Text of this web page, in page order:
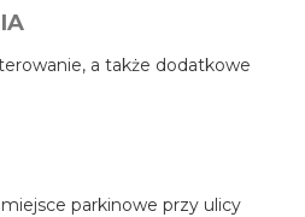
a także dodatkowe
parkinowe przy ulicy